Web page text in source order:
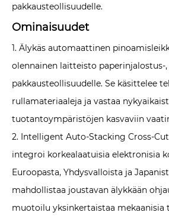
pakkausteollisuudelle.
Ominaisuudet
1. Älykäs automaattinen
olennainen laitteisto paperinjalostus-,
pakkausteollisuudelle. Se käsittelee
rullamateriaaleja ja vastaa
tuotantoympäristöjen kasvaviin
2. Intelligent Auto-Stacking Cross-
integroi korkealaatuisia elektronisia
Euroopasta, Yhdysvalloista ja
mahdollistaa joustavan älykkään
muotoilu yksinkertaistaa mekaanisia